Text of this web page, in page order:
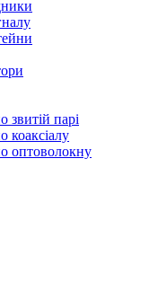
звитій парі
коаксіалу
оптоволокну